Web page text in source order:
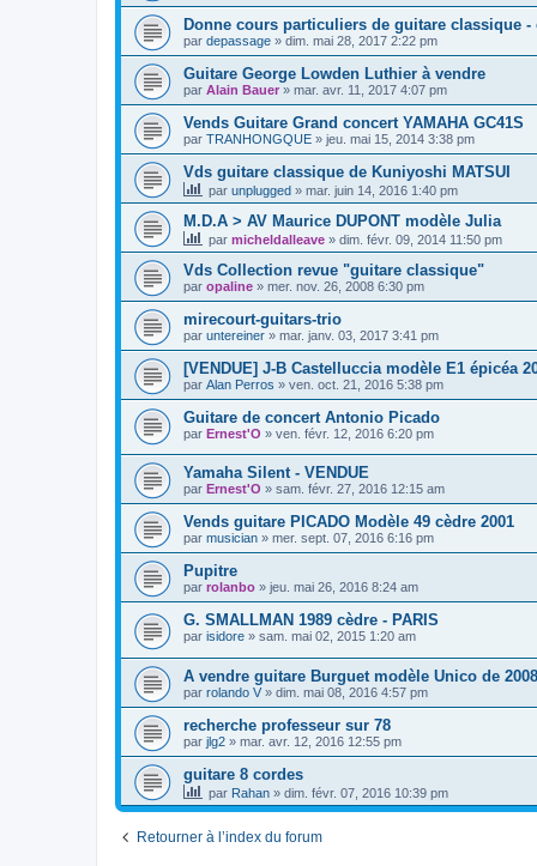
Donne cours particuliers de guitare classique -
par depassage » dim. mai 28, 2017 2:22 pm
Guitare George Lowden Luthier à vendre
par Alain Bauer » mar. avr. 11, 2017 4:07 pm
Vends Guitare Grand concert YAMAHA GC41S
par TRANHONGQUE » jeu. mai 15, 2014 3:38 pm
Vds guitare classique de Kuniyoshi MATSUI
par unplugged » mar. juin 14, 2016 1:40 pm
M.D.A > AV Maurice DUPONT modèle Julia
par micheldalleave » dim. févr. 09, 2014 11:50 pm
Vds Collection revue "guitare classique"
par opaline » mer. nov. 26, 2008 6:30 pm
mirecourt-guitars-trio
par untereiner » mar. janv. 03, 2017 3:41 pm
[VENDUE] J-B Castelluccia modèle E1 épicéa
par Alan Perros » ven. oct. 21, 2016 5:38 pm
Guitare de concert Antonio Picado
par Ernest'O » ven. févr. 12, 2016 6:20 pm
Yamaha Silent - VENDUE
par Ernest'O » sam. févr. 27, 2016 12:15 am
Vends guitare PICADO Modèle 49 cèdre 2001
par musician » mer. sept. 07, 2016 6:16 pm
Pupitre
par rolanbo » jeu. mai 26, 2016 8:24 am
G. SMALLMAN 1989 cèdre - PARIS
par isidore » sam. mai 02, 2015 1:20 am
A vendre guitare Burguet modèle Unico de 2008
par rolando V » dim. mai 08, 2016 4:57 pm
recherche professeur sur 78
par jlg2 » mar. avr. 12, 2016 12:55 pm
guitare 8 cordes
par Rahan » dim. févr. 07, 2016 10:39 pm
Retourner à l’index du forum